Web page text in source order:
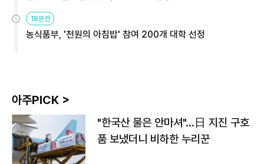
원
18분전
농식품부, '천원의 아침밥' 참여 200개 대학 선정
아주PICK >
"한국산 물은 안마셔"…日 지진 구호
품 보냈더니 비하한 누리꾼